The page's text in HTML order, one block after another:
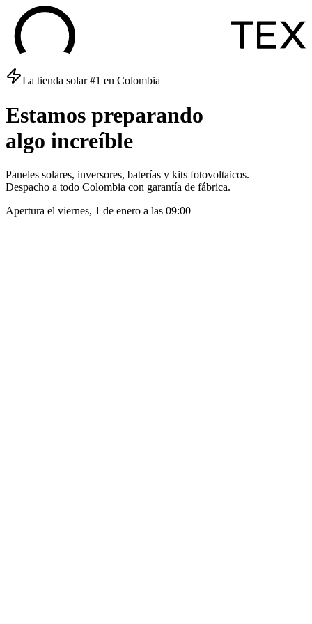
La tienda solar #1 en Colombia
Estamos preparando
algo increíble
Paneles solares, inversores, baterías y kits fotovoltaicos.
Despacho a todo Colombia con garantía de fábrica.
Apertura el viernes, 1 de enero a las 09:00